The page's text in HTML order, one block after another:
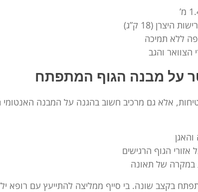
(18 ק”ג)
ללא תמיכה
והגב
על מבנה הגוף המתפתח
אלא גם מרכיב חשוב בהגנה על המבנה
הגוף הרגישים
במקרה של תאונה
בקצב שונה. בי סייף ממליצה להתייעץ עם רופא